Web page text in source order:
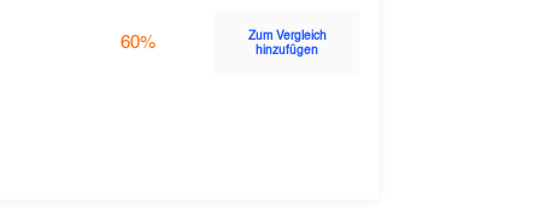
60%
Zum Vergleich
hinzufügen